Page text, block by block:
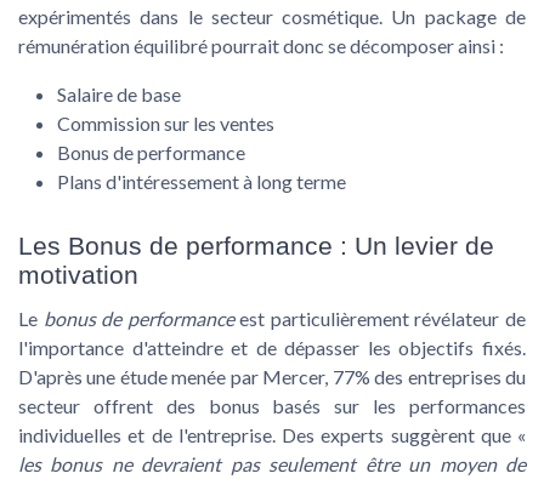
expérimentés dans le secteur cosmétique. Un package de
rémunération équilibré pourrait donc se décomposer ainsi :
Salaire de base
Commission sur les ventes
Bonus de performance
Plans d'intéressement à long terme
Les Bonus de performance : Un levier de
motivation
Le bonus de performanceest particulièrement révélateur de
l'importance d'atteindre et de dépasser les objectifs fixés.
D'après une étude menée par Mercer, 77% des entreprises du
secteur offrent des bonus basés sur les performances
individuelles et de l'entreprise. Des experts suggèrent que «
les bonus ne devraient pas seulement être un moyen de